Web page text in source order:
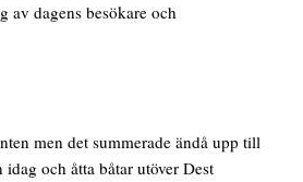
av dagens besökare och
men det summerade ändå upp till
och åtta båtar utöver Dest